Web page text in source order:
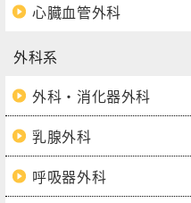
心臓血管外科
外科系
外科・消化器外科
乳腺外科
呼吸器外科